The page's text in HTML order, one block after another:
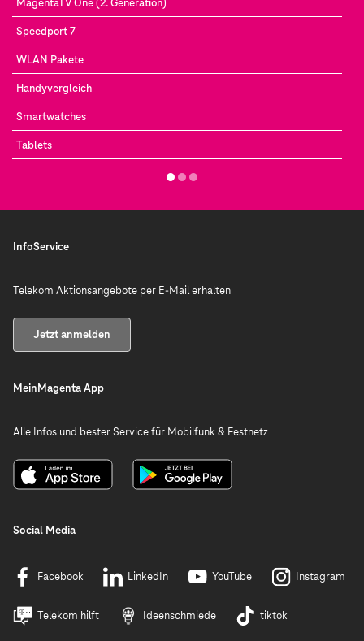
MagentaTV One (2. Generation)
Speedport 7
WLAN Pakete
Handyvergleich
Smartwatches
Tablets
InfoService
Telekom Aktionsangebote per E-Mail erhalten
Jetzt anmelden
MeinMagenta App
Alle Infos und bester Service für Mobilfunk & Festnetz
Social Media
Facebook LinkedIn YouTube Instagram
Telekom hilft Ideenschmiede tiktok